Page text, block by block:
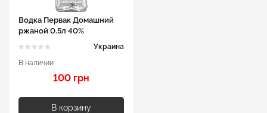
Водка Первак Домашний
ржаной 0.5л 40%
Украина
В наличии
100 грн
В корзину